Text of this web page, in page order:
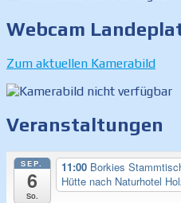
Webcam
Zum aktuellen Kamerabild
Veranstaltungen
SEP.
6
So.
11:00 Borkies
Hütte nach Naturhotel